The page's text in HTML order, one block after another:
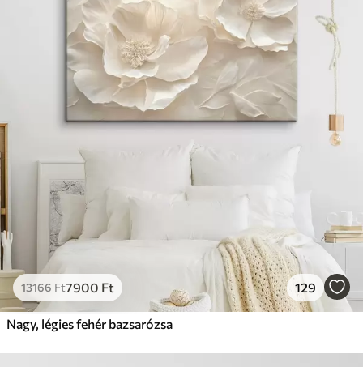
13166Ft7900 Ft 129
Nagy, légies fehér bazsarózsa